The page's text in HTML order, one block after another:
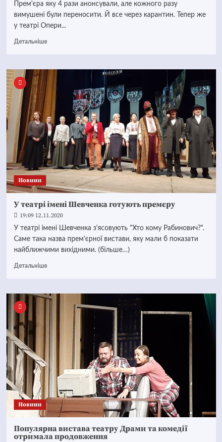
Прем'єра яку 4 рази анонсували, але кожного разу
вимушені були переносити. Й все через карантин. Тепер же
у театрі Опери...
Детальніше
Новини
У театрі імені Шевченка готують премєру
19:09 12.11.2020
У театрі імені Шевченка з'ясовують "Хто кому Рабинович?".
Саме така назва прем'єрної вистави, яку мали б показати
найближчими вихідними. (більше…)
Детальніше
Новини
Популярна вистава театру Драми та комедії
отримала продовження